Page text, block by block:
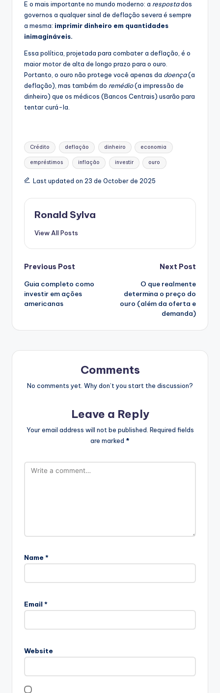
E o mais importante no mundo moderno: a respostados
governos a qualquer sinal de deflação severa é sempre
a mesma: imprimir dinheiro em quantidades
inimagináveis.
Essa política, projetada para combater a deflação, é o
maior motor de alta de longo prazo para o ouro.
Portanto, o ouro não protege você apenas da doença(a
deflação), mas também do remédio(a impressão de
dinheiro) que os médicos (Bancos Centrais) usarão para
tentar curá-la.
Tags:
Crédito deflação dinheiro economia
empréstimos inflação investir ouro
Last updated on 23 de October de 2025
Ronald Sylva
View All Posts
Post
navigation
Previous Post
Guia completo como
investir em ações
americanas
Next Post
O que realmente
determina o preço do
ouro (além da oferta e
demanda)
Comments
No comments yet. Why don’t you start the discussion?
Leave a Reply
Your email address will not be published. Required fields
are marked *
Name *
Email *
Website